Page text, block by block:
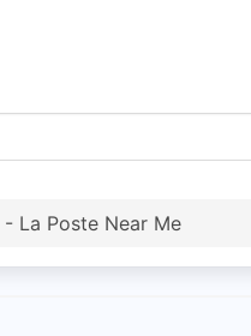
La Poste Near Me